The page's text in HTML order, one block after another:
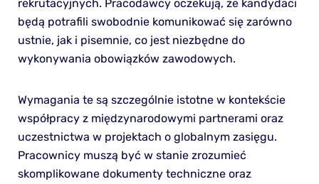
rekrutacyjnych. Pracodawcy oczekują, że kandydaci
będą potrafili swobodnie komunikować się zarówno
ustnie, jak i pisemnie, co jest niezbędne do
wykonywania obowiązków zawodowych.
Wymagania te są szczególnie istotne w kontekście
współpracy z międzynarodowymi partnerami oraz
uczestnictwa w projektach o globalnym zasięgu.
Pracownicy muszą być w stanie zrozumieć
skomplikowane dokumenty techniczne oraz